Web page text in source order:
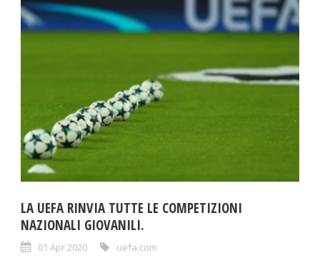
LA UEFA RINVIA TUTTE LE COMPETIZIONI
NAZIONALI GIOVANILI.
01 Apr 2020 uefa.com